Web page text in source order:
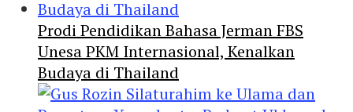
Prodi Pendidikan Bahasa Jerman FBS
Unesa PKM Internasional, Kenalkan
Budaya di Thailand